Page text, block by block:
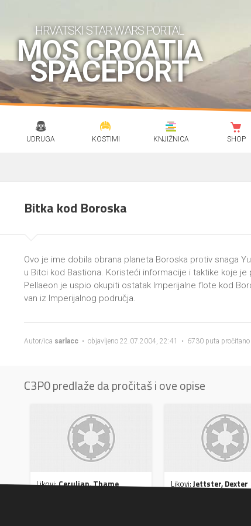
HRVATSKI STAR WARS PORTAL
MOS CROATIA
SPACEPORT
UDRUGA KOSTIMI KNJIŽNICA SHOP
Bitka kod Boroska
Ovo je ime dobila obrana planeta Boroska protiv snaga
u Bitci kod Bastiona. Koristeći informacije i taktike koje je
Pellaeon je uspio okupiti ostatak Imperijalne flote kod
van iz Imperijalnog područja.
Autor/ica sarlacc • objavljeno 22.07.2004, 22:41 • 6730 puta pročitano
C3P0 predlaže da pročitaš i ove opise
Likovi:Cerulian, Thame Likovi: Jettster, Dexter